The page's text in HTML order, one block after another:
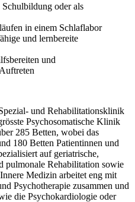
Schulbildung oder als
in einem Schlaflabor
und lernbereite
und
und Rehabilitationsklinik
Psychosomatische Klinik
285 Betten, wobei das
180 Betten Patientinnen und
auf geriatrische,
pulmonale Rehabilitation sowie
Medizin arbeitet eng mit
Psychotherapie zusammen und
die Psychokardiologie oder